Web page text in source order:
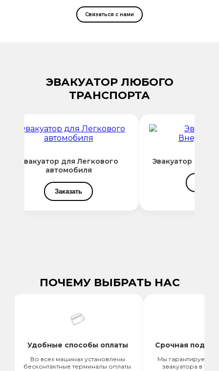
Связаться с нами
ЭВАКУАТОР ЛЮБОГО
ТРАНСПОРТА
Эвакуатор для Легкового
автомобиля
Заказать
Эвакуатор для
ПОЧЕМУ ВЫБРАТЬ НАС
Удобные способы оплаты
Во всех машинах установлены
бесконтактные терминалы оплаты.
Срочная подача
Мы гарантируем
эвакуатора в течение